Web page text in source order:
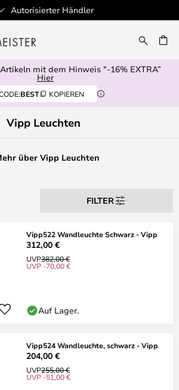
Autorisierter Händler
mit dem Hinweis "-16% EXTRA”
Hier
BEST KOPIEREN
Vipp Leuchten
über Vipp Leuchten
FILTER
Vipp522 Wandleuchte Schwarz - Vipp
312,00 €
UVP382,00 €
UVP -70,00 €
Auf Lager.
Vipp524 Wandleuchte, schwarz - Vipp
204,00 €
UVP255,00 €
UVP -51,00 €